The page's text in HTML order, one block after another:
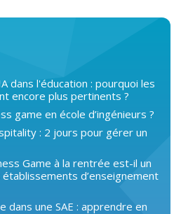
dans l'éducation : pourquoi les
encore plus pertinents ?
game en école d’ingénieurs ?
: 2 jours pour gérer un
Game à la rentrée est-il un
d’enseignement
dans une SAE : apprendre en